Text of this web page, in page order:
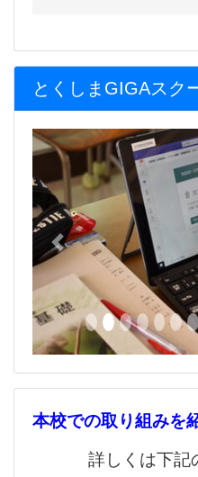
とくしまGIGAスク
Previous
本校での取り組みを
詳しくは下記の